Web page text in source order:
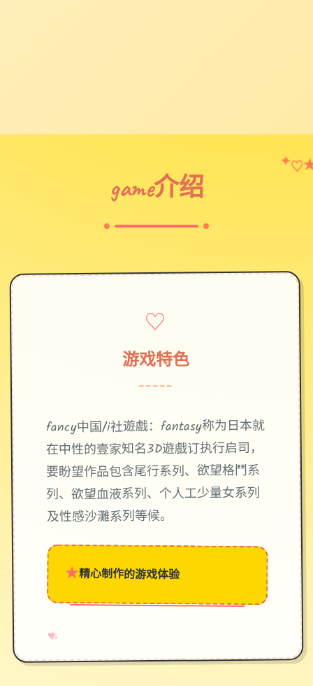
game介绍
✦♡
♡
游戏特色
~~~~~
fancy中国/i社遊戲：fantasy称为日本就
在中性的壹家知名3D遊戲订执行启司，
要盼望作品包含尾行系列、欲望格鬥系
列、欲望血液系列、个人工少量女系列
及性感沙灘系列等候。
★精心制作的游戏体验
♥
✧
→